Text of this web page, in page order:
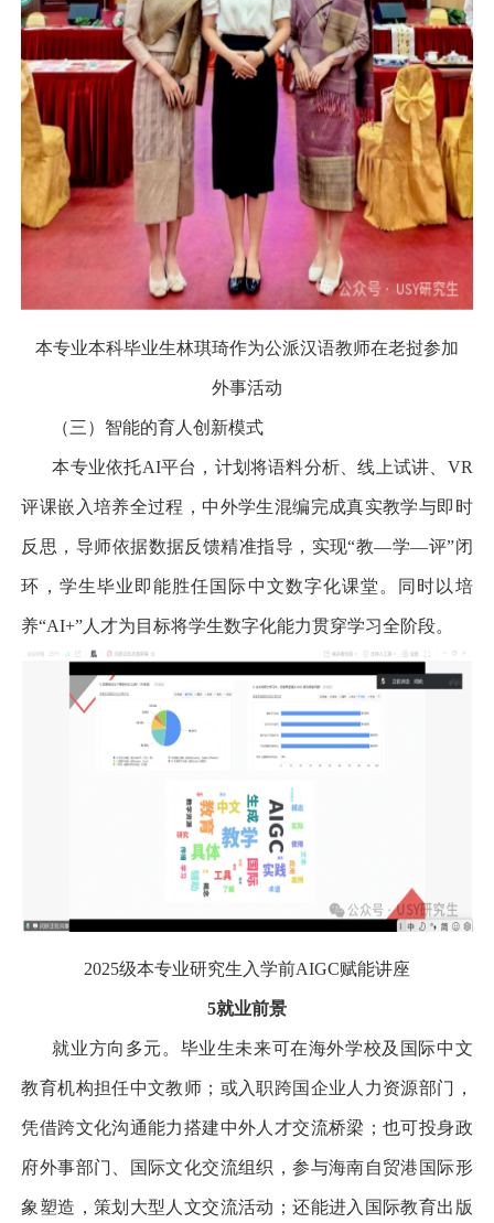
本专业本科毕业生林琪琦作为公派汉语教师在老挝参加
外事活动
（三）智能的育人创新模式
本专业依托AI平台，计划将语料分析、线上试讲、 VR
评课嵌入培养全过程，中外学生混编完成真实教学与即时
反思，导师依据数据反馈精准指导，实现“教—学—评”闭
环，学生毕业即能胜任国际中文数字化课堂。同时以培
养“AI+” 人才为目标将学生数字化能力贯穿学习全阶段。
2025级本专业研究生入学前AIGC赋能讲座
5就业前景
就业方向多元。毕业生未来可在海外学校及国际中文
教育机构担任中文教师；或入职跨国企业人力资源部门，
凭借跨文化沟通能力搭建中外人才交流桥梁；也可投身政
府外事部门、国际文化交流组织，参与海南自贸港国际形
象塑造，策划大型人文交流活动；还能进入国际教育出版